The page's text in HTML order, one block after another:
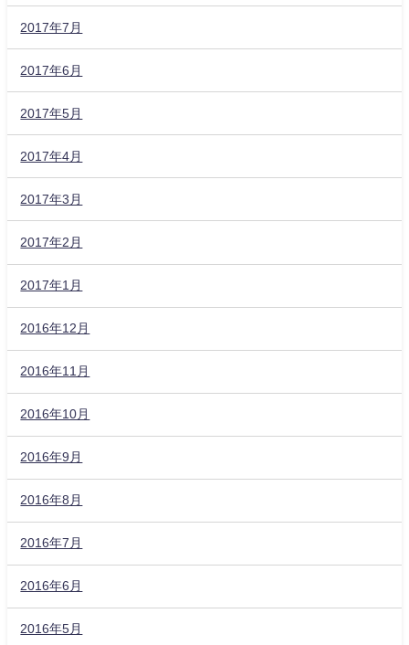
2017年7月
2017年6月
2017年5月
2017年4月
2017年3月
2017年2月
2017年1月
2016年12月
2016年11月
2016年10月
2016年9月
2016年8月
2016年7月
2016年6月
2016年5月